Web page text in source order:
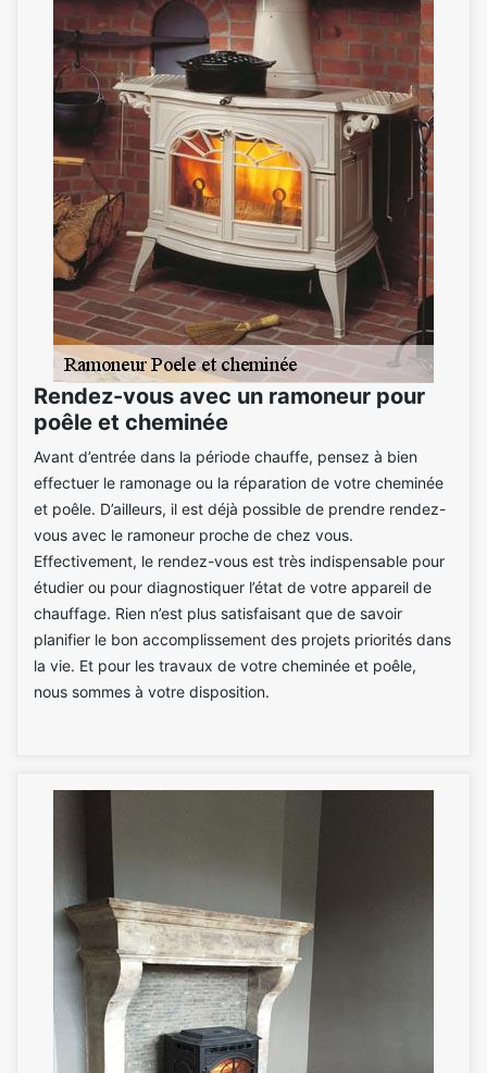
Rendez-vous avec un ramoneur pour
poêle et cheminée
Avant d’entrée dans la période chauffe, pensez à bien
effectuer le ramonage ou la réparation de votre cheminée
et poêle. D’ailleurs, il est déjà possible de prendre rendez-
vous avec le ramoneur proche de chez vous.
Effectivement, le rendez-vous est très indispensable pour
étudier ou pour diagnostiquer l’état de votre appareil de
chauffage. Rien n’est plus satisfaisant que de savoir
planifier le bon accomplissement des projets priorités dans
la vie. Et pour les travaux de votre cheminée et poêle,
nous sommes à votre disposition.